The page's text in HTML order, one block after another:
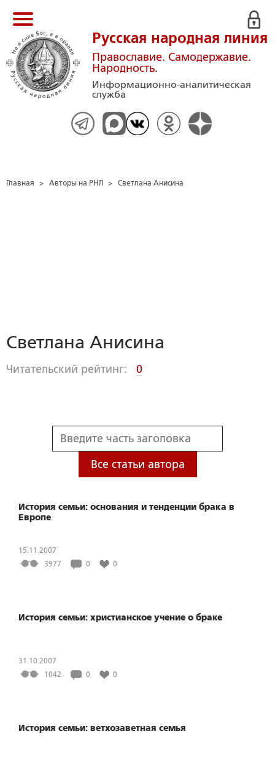
Русская народная линия
Православие. Самодержавие.
Народность.
Информационно-аналитическая
служба
Главная > Авторы на РНЛ > Светлана Анисина
Светлана Анисина
Читательский рейтинг: 0
Все статьи автора
История семьи: основания и тенденции брака в
Европе
15.11.2007
3977
0 0
История семьи: христианское учение о браке
31.10.2007
1042
0 0
История семьи: ветхозаветная семья